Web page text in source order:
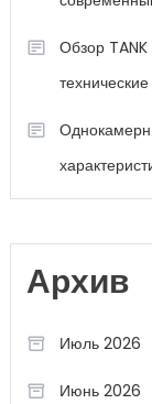
Обзор TANK
Архив
Июль 2026
Июнь 2026